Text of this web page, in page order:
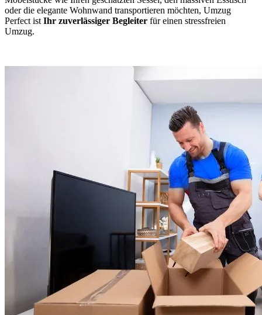
oder die elegante Wohnwand transportieren möchten, Umzug
Perfect ist Ihr zuverlässiger Begleiter für einen stressfreien
Umzug.